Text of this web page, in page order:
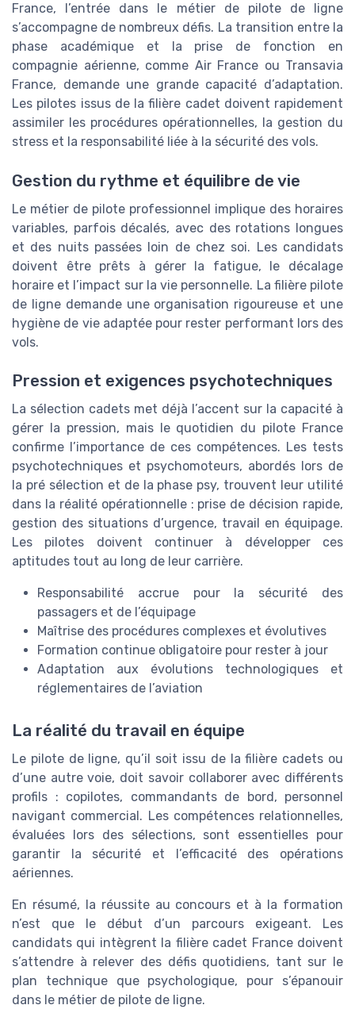
France, l’entrée dans le métier de pilote de ligne
s’accompagne de nombreux défis. La transition entre la
phase académique et la prise de fonction en
compagnie aérienne, comme Air France ou Transavia
France, demande une grande capacité d’adaptation.
Les pilotes issus de la filière cadet doivent rapidement
assimiler les procédures opérationnelles, la gestion du
stress et la responsabilité liée à la sécurité des vols.
Gestion du rythme et équilibre de vie
Le métier de pilote professionnel implique des horaires
variables, parfois décalés, avec des rotations longues
et des nuits passées loin de chez soi. Les candidats
doivent être prêts à gérer la fatigue, le décalage
horaire et l’impact sur la vie personnelle. La filière pilote
de ligne demande une organisation rigoureuse et une
hygiène de vie adaptée pour rester performant lors des
vols.
Pression et exigences psychotechniques
La sélection cadets met déjà l’accent sur la capacité à
gérer la pression, mais le quotidien du pilote France
confirme l’importance de ces compétences. Les tests
psychotechniques et psychomoteurs, abordés lors de
la pré sélection et de la phase psy, trouvent leur utilité
dans la réalité opérationnelle : prise de décision rapide,
gestion des situations d’urgence, travail en équipage.
Les pilotes doivent continuer à développer ces
aptitudes tout au long de leur carrière.
Responsabilité accrue pour la sécurité des
passagers et de l’équipage
Maîtrise des procédures complexes et évolutives
Formation continue obligatoire pour rester à jour
Adaptation aux évolutions technologiques et
réglementaires de l’aviation
La réalité du travail en équipe
Le pilote de ligne, qu’il soit issu de la filière cadets ou
d’une autre voie, doit savoir collaborer avec différents
profils : copilotes, commandants de bord, personnel
navigant commercial. Les compétences relationnelles,
évaluées lors des sélections, sont essentielles pour
garantir la sécurité et l’efficacité des opérations
aériennes.
En résumé, la réussite au concours et à la formation
n’est que le début d’un parcours exigeant. Les
candidats qui intègrent la filière cadet France doivent
s’attendre à relever des défis quotidiens, tant sur le
plan technique que psychologique, pour s’épanouir
dans le métier de pilote de ligne.